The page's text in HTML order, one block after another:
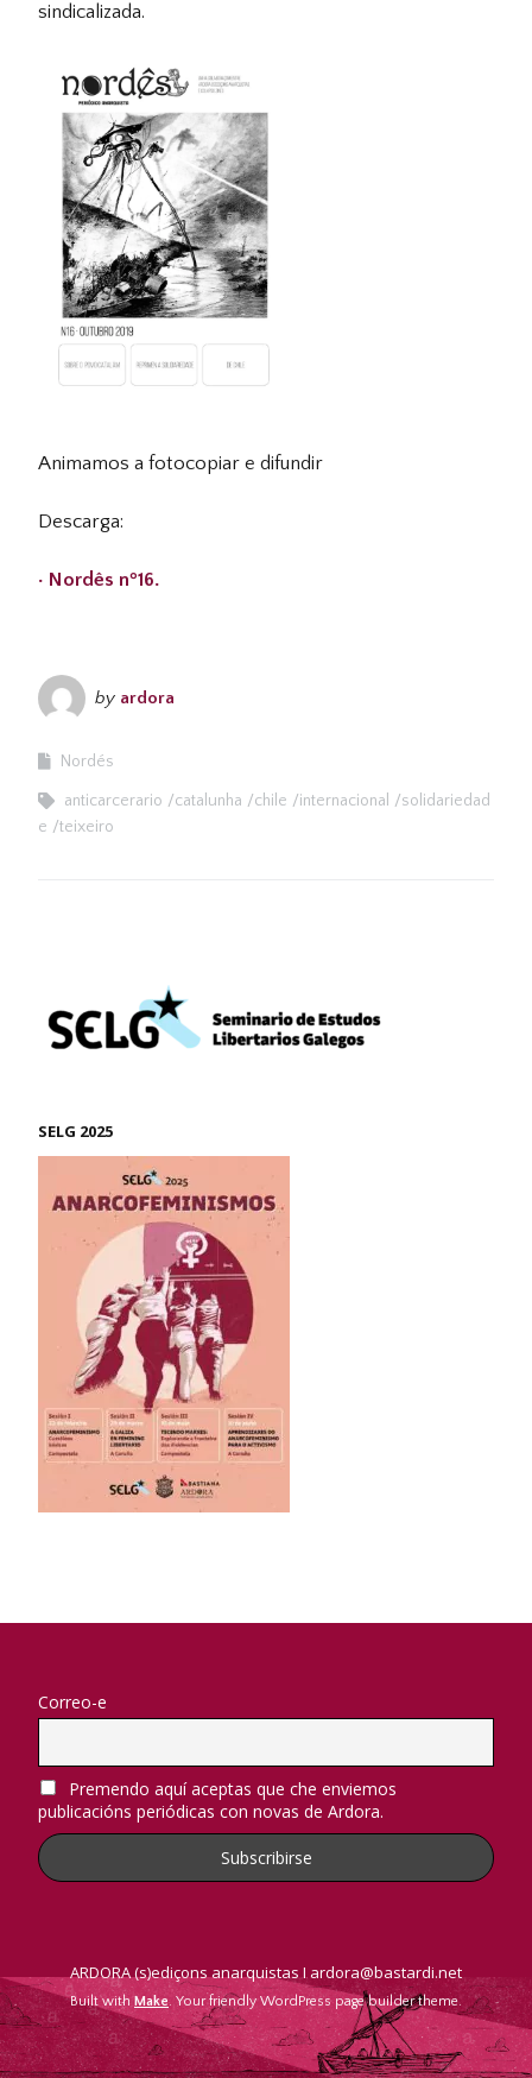
sindicalizada.
Animamos a fotocopiar e difundir
Descarga:
· Nordês nº16.
by ardora
Nordés
anticarcerario catalunha chile internacional
solidariedad
e
teixeiro
SELG 2025
Correo-e
Premendo aquí aceptas que che enviemos
publicacións periódicas con novas de Ardora.
ARDORA (s)ediçons anarquistas I ardora@bastardi.net
Built withMake. Your friendly WordPress page builder theme.